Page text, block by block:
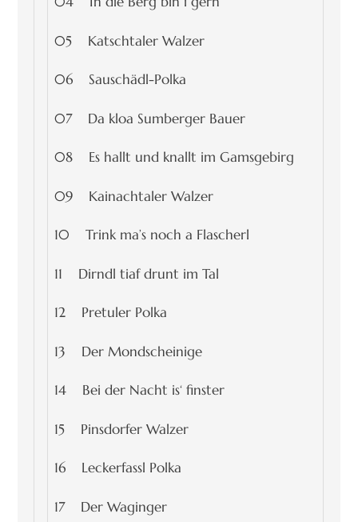
05 Katschtaler Walzer
06 Sauschädl-Polka
07 Da kloa Sumberger Bauer
08 Es hallt und knallt im Gamsgebirg
09 Kainachtaler Walzer
10 Trink ma’s noch a Flascherl
11 Dirndl tiaf drunt im Tal
12 Pretuler Polka
13 Der Mondscheinige
14 Bei der Nacht is‘ finster
15 Pinsdorfer Walzer
16 Leckerfassl Polka
17 Der Waginger